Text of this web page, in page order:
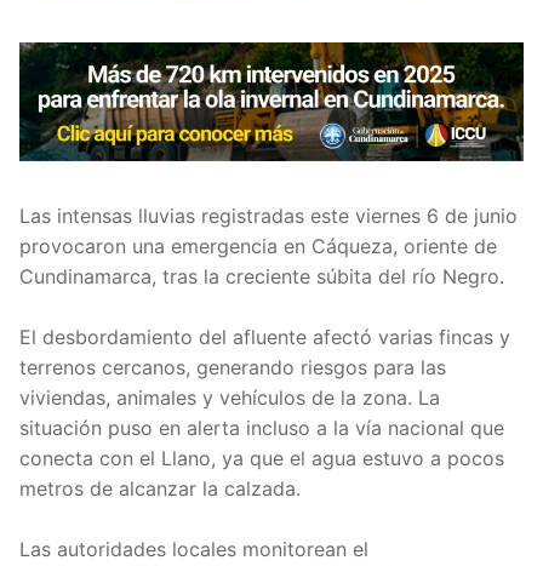
Las intensas lluvias registradas este viernes 6 de junio
provocaron una emergencia en Cáqueza, oriente de
Cundinamarca, tras la creciente súbita del río Negro.
El desbordamiento del afluente afectó varias fincas y
terrenos cercanos, generando riesgos para las
viviendas, animales y vehículos de la zona. La
situación puso en alerta incluso a la vía nacional que
conecta con el Llano, ya que el agua estuvo a pocos
metros de alcanzar la calzada.
Las autoridades locales monitorean el